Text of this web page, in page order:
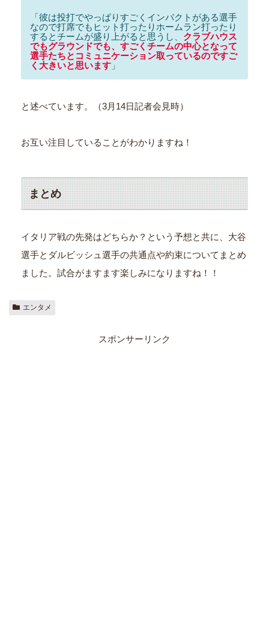
「彼は投打でやっぱりすごくインパクトがある選手
なので打席でもヒット打ったりホームラン打ったり
するとチームが盛り上がると思うし、 クラブハウス
でもグラウンドでも、すごくチームの中心となって
選手たちとコミュニケーション取っているのですご
く大きいと思います 」
と述べています。（3月14日記者会見時）
お互い注目していることがわかりますね！
まとめ
イタリア戦の先発はどちらか？という予想と共に、大谷
選手とダルビッシュ選手の共通点や約束についてまとめ
ました。試合がますます楽しみになりますね！！
エンタメ
スポンサーリンク